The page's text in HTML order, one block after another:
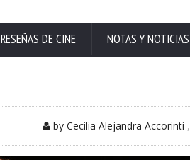
RESEÑAS DE CINE NOTAS Y NOTICIAS
by Cecilia Alejandra Accorinti ,